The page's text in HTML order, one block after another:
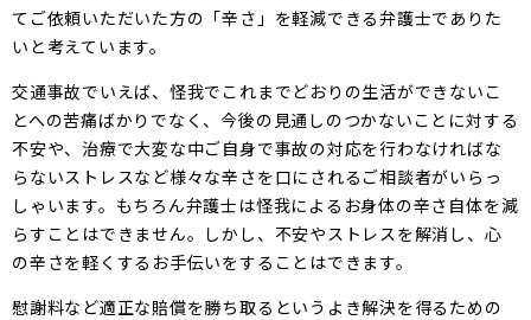
てご依頼いただいた方の「辛さ」を軽減できる弁護士でありた
いと考えています。
交通事故でいえば、怪我でこれまでどおりの生活ができないこ
とへの苦痛ばかりでなく、今後の見通しのつかないことに対する
不安や、治療で大変な中ご自身で事故の対応を行わなければな
らないストレスなど様々な辛さを口にされるご相談者がいらっ
しゃいます。もちろん弁護士は怪我によるお身体の辛さ自体を減
らすことはできません。しかし、不安やストレスを解消し、心
の辛さを軽くするお手伝いをすることはできます。
慰謝料など適正な賠償を勝ち取るというよき解決を得るための